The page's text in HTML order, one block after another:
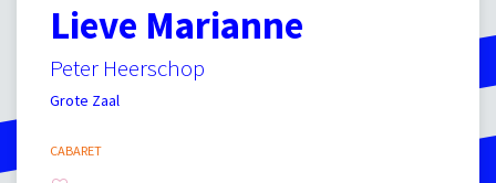
Lieve Marianne
Peter Heerschop
Grote Zaal
CABARET